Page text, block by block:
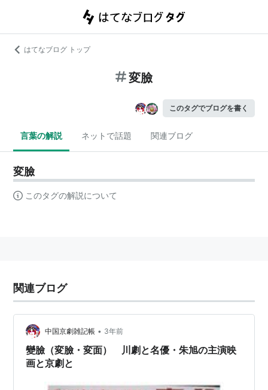
はてなブログ トップ
変臉
このタグでブログを書く
言葉の解説 ネットで話題 関連ブログ
変臉
このタグの解説について
関連ブログ
中国京劇雑記帳 • 3年前
變臉（変臉・変面） 川劇と名優・朱旭の主演映
画と京劇と